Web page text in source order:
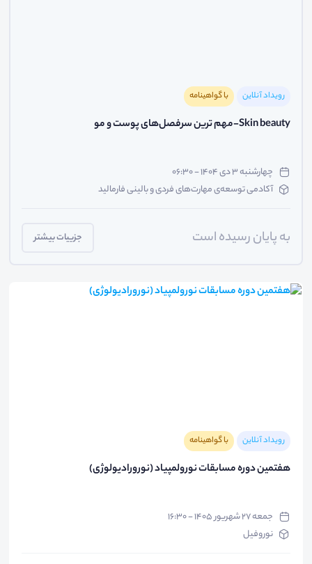
رویداد آنلاین با گواهینامه
Skin beauty-مهم ترین سرفصل‌های پوست و مو
چهارشنبه ۳ دی ۱۴۰۴ - ۰۶:۳۰
آکادمی توسعه‌ی مهارت‌های فردی و بالینی فارمالید
به پایان رسیده است جزییات بیشتر
رویداد آنلاین با گواهینامه
هفتمین دوره مسابقات نورولمپیاد (نورورادیولوژی)
جمعه ۲۷ شهریور ۱۴۰۵ - ۱۶:۳۰
نوروفیل